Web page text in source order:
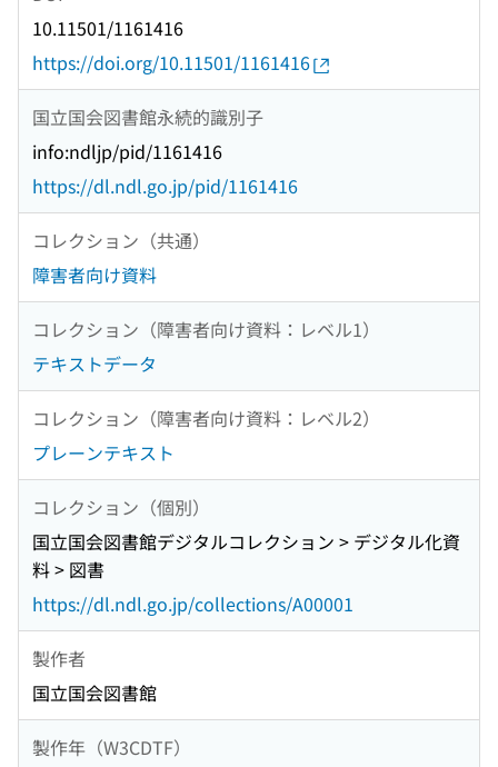
10.11501/1161416
https://doi.org/10.11501/1161416
国立国会図書館永続的識別子
info:ndljp/pid/1161416
https://dl.ndl.go.jp/pid/1161416
コレクション（共通）
障害者向け資料
コレクション（障害者向け資料：レベル1）
テキストデータ
コレクション（障害者向け資料：レベル2）
プレーンテキスト
コレクション（個別）
国立国会図書館デジタルコレクション > デジタル化資
料 > 図書
https://dl.ndl.go.jp/collections/A00001
製作者
国立国会図書館
製作年（W3CDTF）